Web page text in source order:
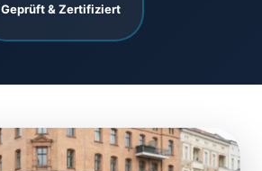
Geprüft & Zertifiziert